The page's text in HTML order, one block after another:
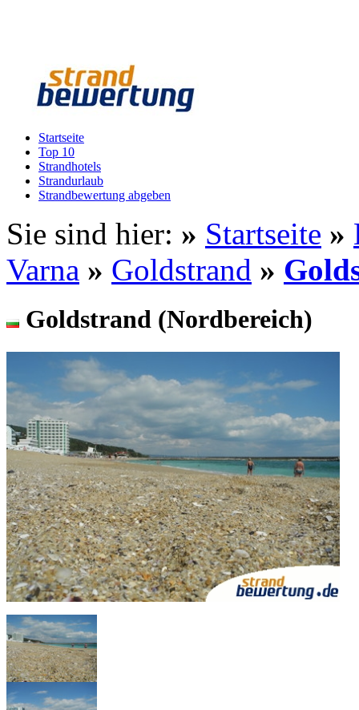
Startseite
Top 10
Strandhotels
Strandurlaub
Strandbewertung abgeben
Sie sind hier: » Startseite »
Varna » Goldstrand »
Goldstrand (Nordbereich)